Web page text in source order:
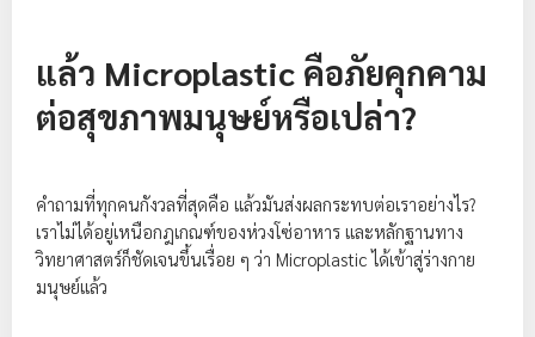
แล้ว Microplastic คือภัยคุกคาม
ต่อสุขภาพมนุษย์หรือเปล่า?
คำถามที่ทุกคนกังวลที่สุดคือ แล้วมันส่งผลกระทบต่อเราอย่างไร?
เราไม่ได้อยู่เหนือกฎเกณฑ์ของห่วงโซ่อาหาร และหลักฐานทาง
วิทยาศาสตร์ก็ชัดเจนขึ้นเรื่อย ๆ ว่า Microplastic ได้เข้าสู่ร่างกาย
มนุษย์แล้ว